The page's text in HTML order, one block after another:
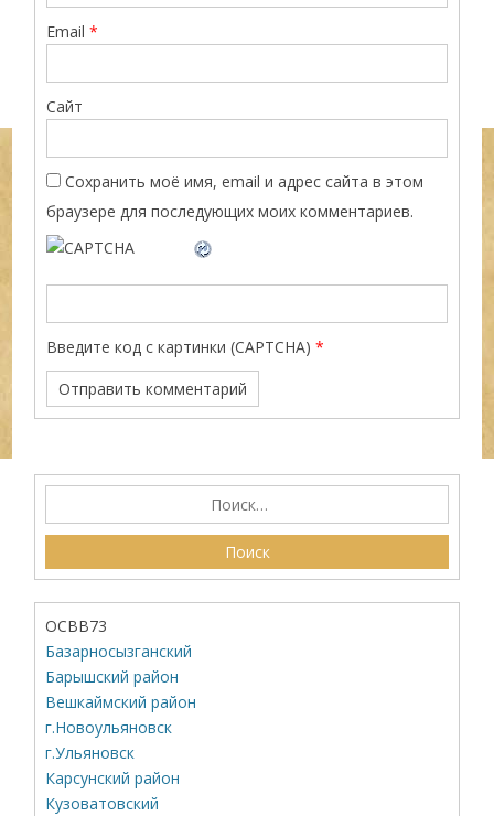
Email*
Сайт
Сохранить моё имя, email и адрес сайта в этом
браузере для последующих моих комментариев.
Введите код с картинки (CAPTCHA) *
ОСВВ73
Базарносызганский
Барышский район
Вешкаймский район
г.Новоульяновск
г.Ульяновск
Карсунский район
Кузоватовский